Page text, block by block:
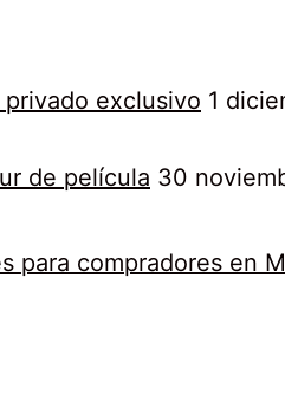
exclusivo 1
de película 30
para compradores en